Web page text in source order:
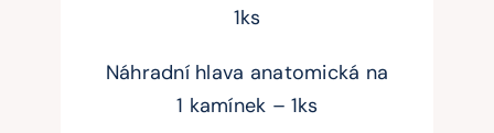
1ks
Náhradní hlava anatomická na
1 kamínek – 1ks